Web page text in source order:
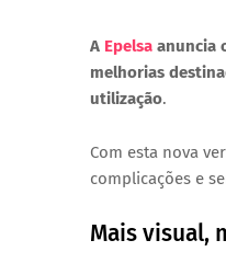
A Epelsa anuncia
melhorias
utilização.
Com esta nova
complicações e
Mais visual,